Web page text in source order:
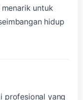
untuk
hidup
profesional yang